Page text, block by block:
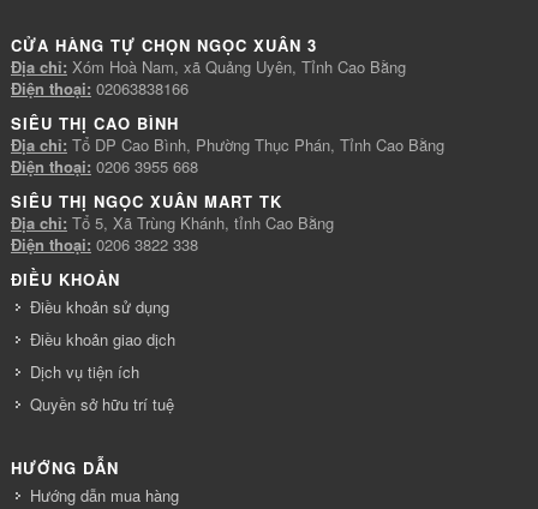
CỬA HÀNG TỰ CHỌN NGỌC XUÂN 3
Địa chỉ: Xóm Hoà Nam, xã Quảng Uyên, Tỉnh Cao Bằng
Điện thoại: 02063838166
SIÊU THỊ CAO BÌNH
Địa chỉ: Tổ DP Cao Bình, Phường Thục Phán, Tỉnh Cao Bằng
Điện thoại: 0206 3955 668
SIÊU THỊ NGỌC XUÂN MART TK
Địa chỉ: Tổ 5, Xã Trùng Khánh, tỉnh Cao Bằng
Điện thoại: 0206 3822 338
ĐIỀU KHOẢN
Điều khoản sử dụng
Điều khoản giao dịch
Dịch vụ tiện ích
Quyền sở hữu trí tuệ
HƯỚNG DẪN
Hướng dẫn mua hàng